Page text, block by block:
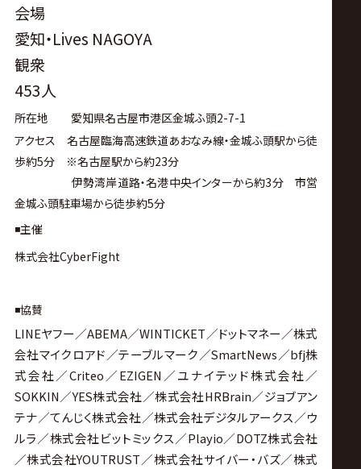
会場
愛知・Lives NAGOYA
観衆
453人
所在地 愛知県名古屋市港区金城ふ頭2-7-1
アクセス 名古屋臨海高速鉄道あおなみ線・金城ふ頭駅から徒
歩約5分 ※名古屋駅から約23分
伊勢湾岸道路・名港中央インターから約3分 市営
金城ふ頭駐車場から徒歩約5分
◾️主催
株式会社CyberFight
◾️協賛
LINEヤフー／ABEMA／WINTICKET／ドットマネー／株式
会社マイクロアド／テーブルマーク／SmartNews／bfj株
式会社／Criteo／EZIGEN／ユナイテッド株式会社／
SOKKIN／YES株式会社／株式会社HRBrain／ジョブアン
テナ／てんじく株式会社／株式会社デジタルアークス／ウ
ルラ／株式会社ビットミックス／Playio／DOTZ株式会社
／株式会社YOUTRUST／株式会社サイバー・バズ／株式